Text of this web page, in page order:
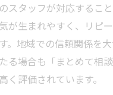
スタッフが対応するこ
が生まれやすく、リピ
。地域での信頼関係を
る場合も「まとめて相
く評価されています。